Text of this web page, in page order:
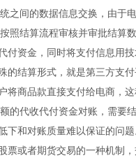
之间的数据信息交换，由于
照结算流程审核并审批结算
付资金，同时将支付信息用
的结算形式，就是第三方支
将商品款直接支付给电商，
的代收代付资金对账，需要
下和对账质量难以保证的问
票或者期货交易的一种机制